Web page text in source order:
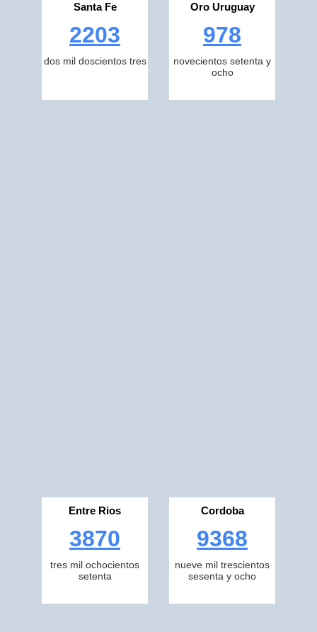
Santa Fe
2203
dos mil doscientos tres
Oro Uruguay
978
novecientos setenta y
ocho
Entre Rios
3870
tres mil ochocientos
setenta
Cordoba
9368
nueve mil trescientos
sesenta y ocho